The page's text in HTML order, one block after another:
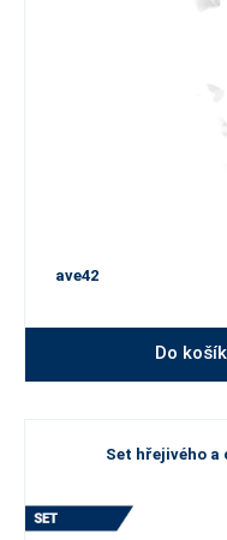
ave42
Do
Set hřejivého a